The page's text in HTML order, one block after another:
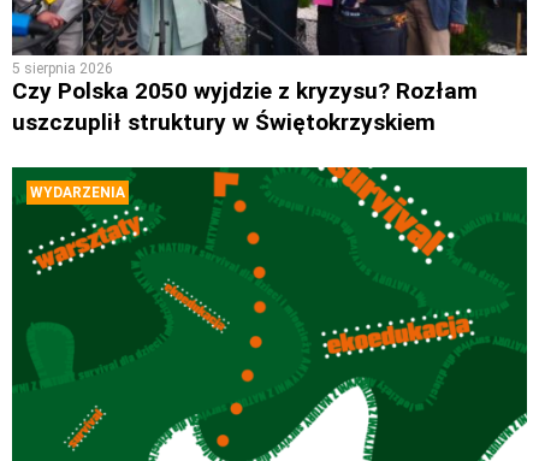
5 sierpnia 2026
Czy Polska 2050 wyjdzie z kryzysu? Rozłam
uszczuplił struktury w Świętokrzyskiem
WYDARZENIA